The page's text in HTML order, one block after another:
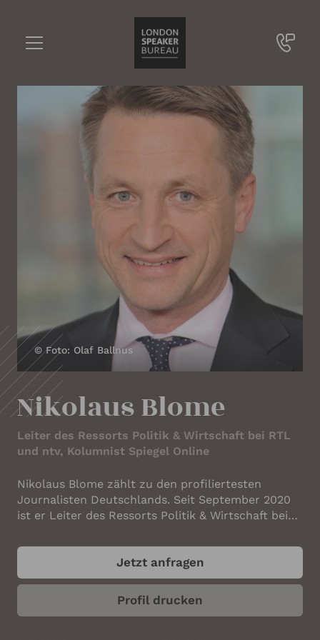
Nikolaus Blome
•••
© Foto: Olaf Ballnus
Nikolaus Blome
Leiter des Ressorts Politik & Wirtschaft bei RTL
und ntv, Kolumnist Spiegel Online
Nikolaus Blome zählt zu den profiliertesten
Journalisten Deutschlands. Seit September 2020
ist er Leiter des Ressorts Politik & Wirtschaft bei
Nachrichtenmagazin Der Spiegel. Nach dem Abitur
im Jahr 1983 war Nikolaus Blome (*1963) zwei
Jahre Zeitsoldat bei der Bundeswehr, 15 Monate
davon im NATO-Hauptquartier SHAPE in Mons,
Jetzt anfragen
Profil drucken
Sie haben Fragen?
+49 721 9209 8228
Nikolaus Blome
Online Anfrage
IHRE KONTAKTDATEN
Ihr Name
Ihre Telefonnummer
Ihr Unternehmen